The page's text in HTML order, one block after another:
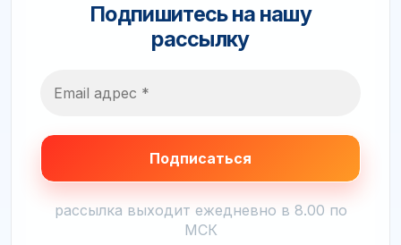
Подпишитесь на нашу
рассылку
рассылка выходит ежедневно в 8.00 по
МСК